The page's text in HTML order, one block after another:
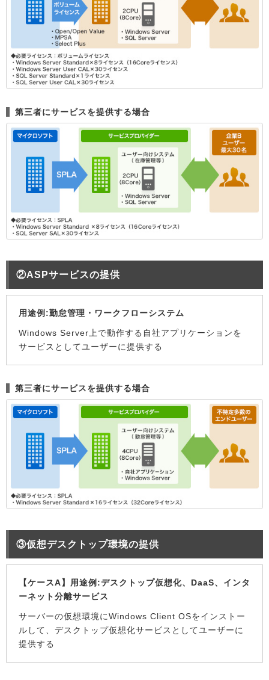
第三者にサービスを提供する場合
②ASPサービスの提供
用途例:勤怠管理・ワークフローシステム
Windows Server上で動作する自社アプリケーションを
サービスとしてユーザーに提供する
第三者にサービスを提供する場合
③仮想デスクトップ環境の提供
【ケースA】用途例:デスクトップ仮想化、DaaS、インタ
ーネット分離サービス
サーバーの仮想環境にWindows Client OSをインストー
ルして、デスクトップ仮想化サービスとしてユーザーに
提供する